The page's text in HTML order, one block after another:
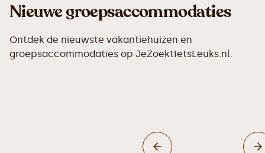
Nieuwe groepsaccommodaties
Ontdek de nieuwste vakantiehuizen en
groepsaccommodaties op JeZoektIetsLeuks.nl.